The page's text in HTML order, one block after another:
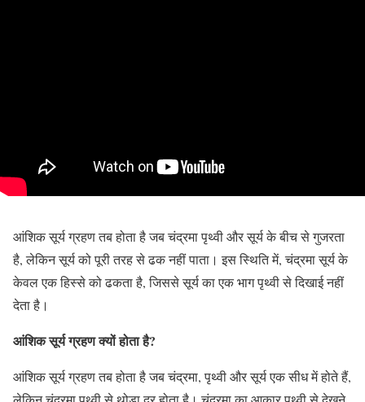
आंशिक सूर्य ग्रहण तब होता है जब चंद्रमा पृथ्वी और सूर्य के बीच से गुजरता
है, लेकिन सूर्य को पूरी तरह से ढक नहीं पाता। इस स्थिति में, चंद्रमा सूर्य के
केवल एक हिस्से को ढकता है, जिससे सूर्य का एक भाग पृथ्वी से दिखाई नहीं
देता है।
आंशिक सूर्य ग्रहण क्यों होता है?
आंशिक सूर्य ग्रहण तब होता है जब चंद्रमा, पृथ्वी और सूर्य एक सीध में होते हैं,